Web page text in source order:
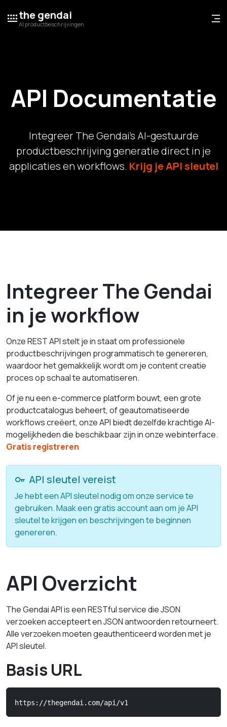
the gendai
AI productbeschrijvingen
API Documentatie
Integreer The Gendai's AI-gestuurde
productbeschrijving generatie direct in je
applicaties en workflows. Krijg je API sleutel
Integreer The Gendai
in je workflow
Onze REST API stelt je in staat om professionele
productbeschrijvingen programmatisch te genereren,
waardoor het gemakkelijk wordt om je content creatie
proces op schaal te automatiseren.
Of je nu een e-commerce platform bouwt, een grote
productcatalogus beheert, of geautomatiseerde
workflows creëert, onze API biedt dezelfde krachtige AI-
mogelijkheden die beschikbaar zijn in onze webinterface.
Gratis registreren
API sleutel vereist
Je hebt een API sleutel nodig om onze service te
gebruiken. Maak een gratis account aan om je API
sleutel te krijgen en beschrijvingen te beginnen
genereren.
API Overzicht
The Gendai API is een RESTful service die JSON
verzoeken accepteert en JSON antwoorden retourneert.
Alle verzoeken moeten geauthenticeerd worden met je
API sleutel.
Basis URL
https://thegendai.com/api/v1